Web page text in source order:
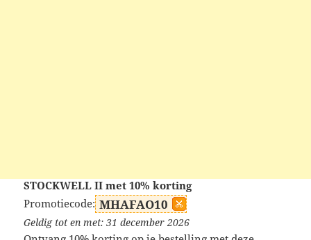
STOCKWELL II met 10% korting
Promotiecode: MHAFAO10
Geldig tot en met: 31 december 2026